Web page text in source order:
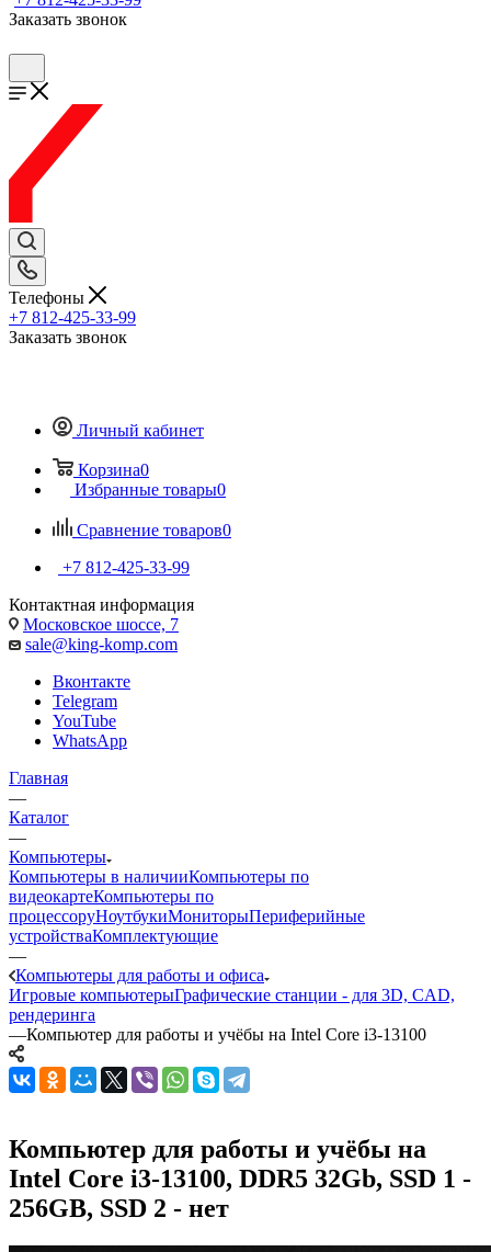
Заказать звонок
Телефоны
+7 812-425-33-99
Заказать звонок
Личный кабинет
Корзина0
Избранные товары0
Сравнение товаров0
+7 812-425-33-99
Контактная информация
Московское шоссе, 7
sale@king-komp.com
Вконтакте
Telegram
YouTube
WhatsApp
Главная
—
Каталог
—
Компьютеры
Компьютеры в наличииКомпьютеры по
видеокартеКомпьютеры по
процессоруНоутбукиМониторыПериферийные
устройстваКомплектующие
—
Компьютеры для работы и офиса
Игровые компьютерыГрафические станции - для 3D, CAD,
рендеринга
—Компьютер для работы и учёбы на Intel Core i3-13100
Компьютер для работы и учёбы на
Intel Core i3-13100, DDR5 32Gb, SSD 1 -
256GB, SSD 2 - нет